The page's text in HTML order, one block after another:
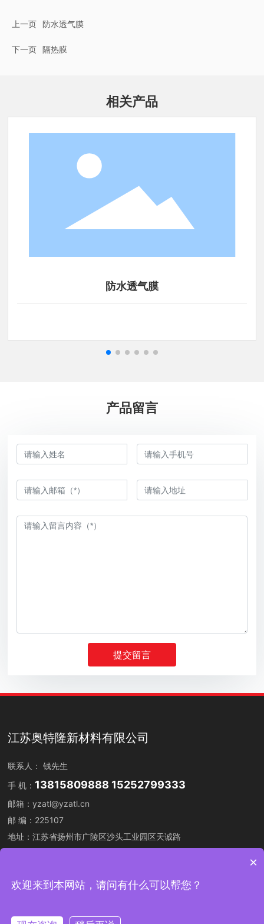
上一页 防水透气膜
下一页 隔热膜
相关产品
防水透气膜
产品留言
提交留言
江苏奥特隆新材料有限公司
联系人： 钱先生
手 机： 13815809888 15252799333
邮箱：yzatl@yzatl.cn
邮 编：225107
地址：江苏省扬州市广陵区沙头工业园区天诚路
苏ICP备16067908号-1
×
欢迎来到本网站，请问有什么可以帮您？